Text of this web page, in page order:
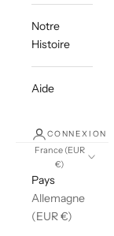
Notre
Histoire
Aide
CONNEXION
France (EUR
€)
Pays
Allemagne
(EUR €)